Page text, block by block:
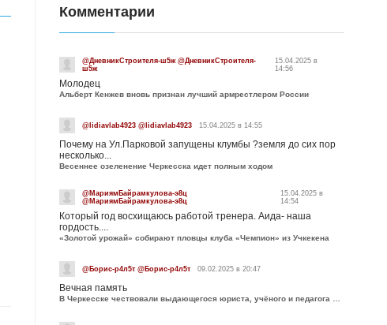
Комментарии
@ДневникСтроителя-ш5ж @ДневникСтроителя-
ш5ж
15.04.2025 в
14:56
Молодец
Альберт Кенжев вновь признан лучший армрестлером России
@lidiavlab4923 @lidiavlab4923 15.04.2025 в 14:55
Почему на Ул.Парковой запущены клумбы ?земля до сих пор
несколько...
Весеннее озеленение Черкесска идет полным ходом
@МариямБайрамкулова-э8ц
@МариямБайрамкулова-э8ц
15.04.2025 в
14:54
Который год восхищаюсь работой тренера. Аида- наша
гордость....
«Золотой урожай» собирают пловцы клуба «Чемпион» из Учкекена
@Борис-р4л5т @Борис-р4л5т 09.02.2025 в 20:47
Вечная память